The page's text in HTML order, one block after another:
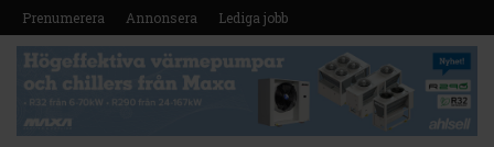
Prenumerera Annonsera Lediga jobb